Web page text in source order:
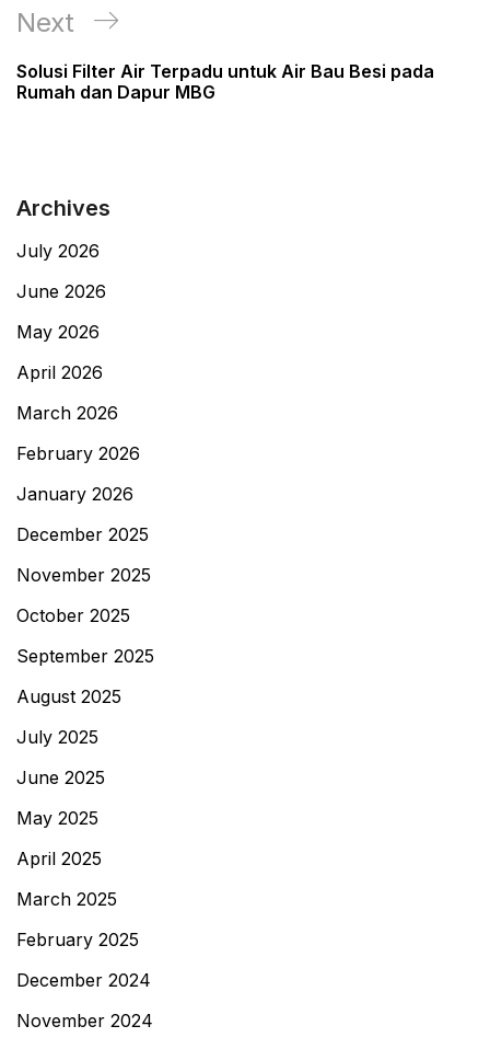
Next
Post
Next
Solusi Filter Air Terpadu untuk Air Bau Besi pada
Rumah dan Dapur MBG
Archives
July 2026
June 2026
May 2026
April 2026
March 2026
February 2026
January 2026
December 2025
November 2025
October 2025
September 2025
August 2025
July 2025
June 2025
May 2025
April 2025
March 2025
February 2025
December 2024
November 2024